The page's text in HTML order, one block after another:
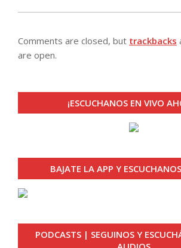
Comments are closed, but trackbacks
are open.
¡ESCUCHANOS EN VIVO
BAJATE LA APP Y
PODCASTS | SEGUINOS Y